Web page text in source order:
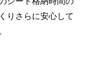
りさらに安心して